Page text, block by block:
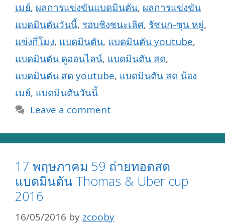
เมย์, ผลการแข่งขันแบดมินตัน, ผลการแข่งขัน
แบดมินตันวันนี้, รอบชิงชนะเลิศ, รัชนก-ซุน หยู่,
แข่งกี่โมง, แบดมินตัน, แบดมินตัน youtube,
แบดมินตัน ดูออนไลน์, แบดมินตัน สด,
แบดมินตัน สด youtube, แบดมินตัน สด น้อง
เมย์, แบดมินตันวันนี้
Leave a comment
17 พฤษภาคม 59 ถ่ายทอดสด
แบดมินตัน Thomas & Uber cup
2016
16/05/2016 by zcooby